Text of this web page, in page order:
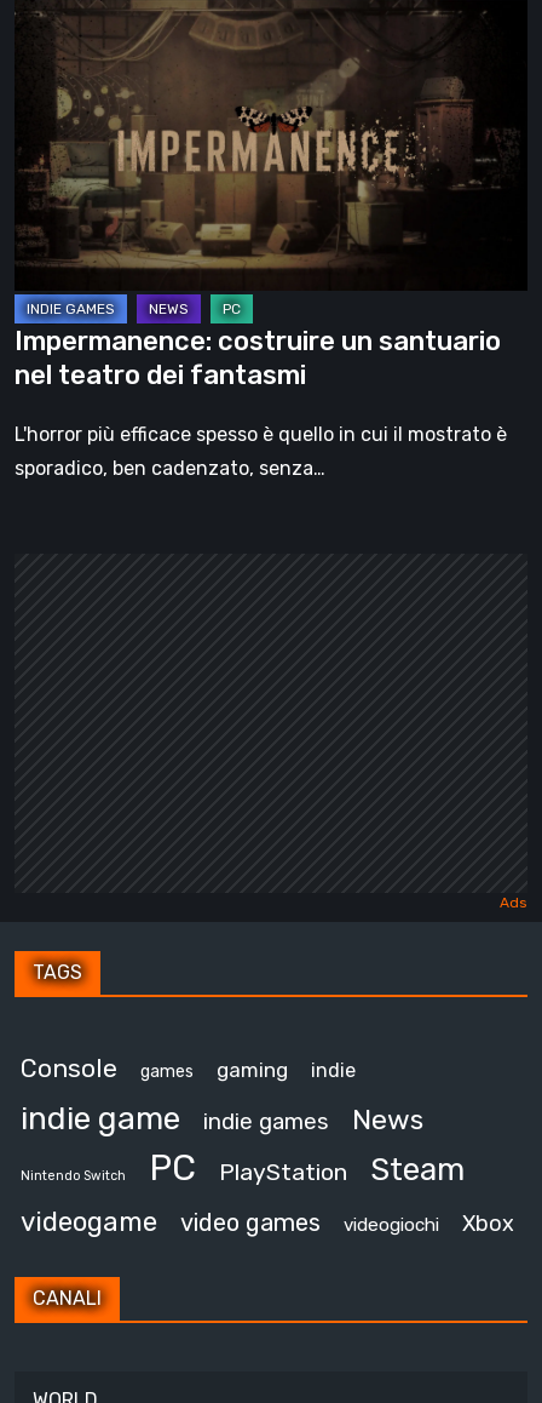
Impermanence:
costruire
santuario
nel
teatro
dei
fantasmi
Impermanence: costruire un santuario
nel teatro dei fantasmi
L'horror più efficace spesso è quello in cui il mostrato è
sporadico, ben cadenzato, senza…
TAGS
Console games gaming indie
indie game indie games News
Nintendo Switch PC PlayStation Steam
videogame video games videogiochi Xbox
CANALI